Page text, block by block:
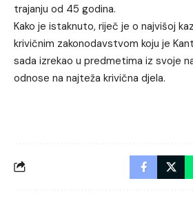
trajanju od 45 godina.
Kako je istaknuto, riječ je o najvišoj
krivičnim zakonodavstvom koju je
sada izrekao u predmetima iz svoje
odnose na najteža krivična djela.